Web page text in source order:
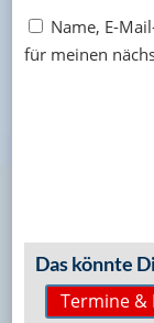
Name, E-
für meinen
Das könnte
Termine &